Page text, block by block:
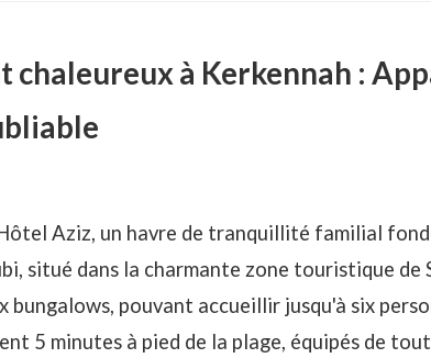
chaleureux à Kerkennah :
Aziz, un havre de tranquillité familial
situé dans la charmante zone touristique de
bungalows, pouvant accueillir jusqu'à six
5 minutes à pied de la plage, équipés de